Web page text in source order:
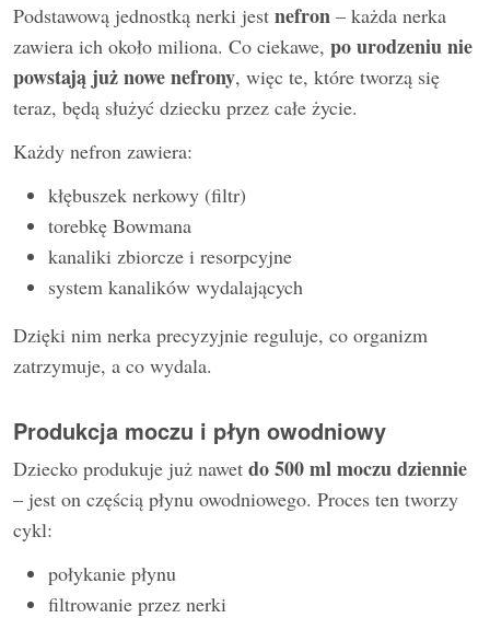
Podstawową jednostką nerki jest nefron – każda nerka
zawiera ich około miliona. Co ciekawe, po urodzeniu nie
powstają już nowe nefrony, więc te, które tworzą się
teraz, będą służyć dziecku przez całe życie.
Każdy nefron zawiera:
kłębuszek nerkowy (filtr)
torebkę Bowmana
kanaliki zbiorcze i resorpcyjne
system kanalików wydalających
Dzięki nim nerka precyzyjnie reguluje, co organizm
zatrzymuje, a co wydala.
Produkcja moczu i płyn owodniowy
Dziecko produkuje już nawet do 500 ml moczu dziennie
– jest on częścią płynu owodniowego. Proces ten tworzy
cykl:
połykanie płynu
filtrowanie przez nerki